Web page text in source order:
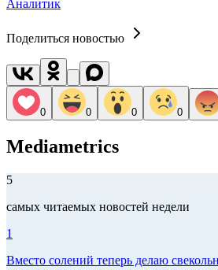
Аналитик
Поделиться новостью
0 0 0 0
Mediametrics
5
самых читаемых новостей недели
1
Вместо солений теперь делаю